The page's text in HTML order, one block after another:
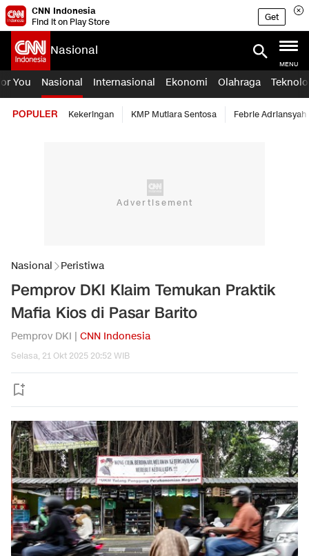
CNN Indonesia
Find it on Play Store
Get
Nasional
MENU
You Nasional Internasional Ekonomi Olahraga
POPULER Kekeringan KMP Mutiara Sentosa Febrie Adriansyah
Nasional Peristiwa
Pemprov DKI Klaim Temukan Praktik
Mafia Kios di Pasar Barito
Pemprov DKI | CNN Indonesia
Selasa, 21 Okt 2025 20:52 WIB